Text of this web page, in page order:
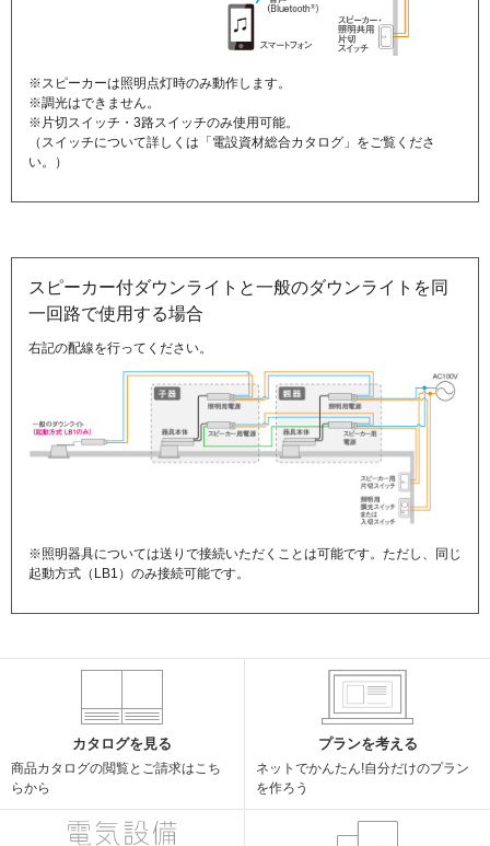
※スピーカーは照明点灯時のみ動作します。
※調光はできません。
※片切スイッチ・3路スイッチのみ使用可能。
（スイッチについて詳しくは「電設資材総合カタログ」をご覧くださ
い。）
スピーカー付ダウンライトと一般のダウンライトを同
一回路で使用する場合
右記の配線を行ってください。
※照明器具については送りで接続いただくことは可能です。ただし、同じ
起動方式（LB1）のみ接続可能です。
カタログを見る
商品カタログの閲覧と ご請求はこち
らから
プランを考える
ネットでかんたん!自分だけのプラン
を作ろう